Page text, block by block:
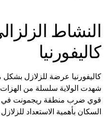
النشاط
كاليفورنيا
كاليفورنيا عرضة للزلازل بشكل
شهدت الولاية سلسلة من
السكان بأهمية الاستعداد